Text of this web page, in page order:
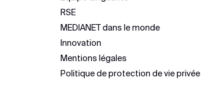
RSE
MEDIANET dans le monde
Innovation
Mentions légales
Politique de protection de vie privée